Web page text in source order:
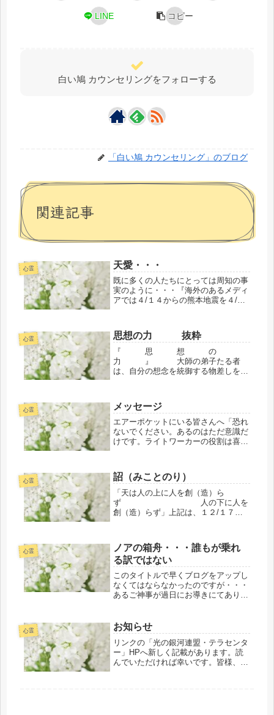
LINE コピー
白い鳩 カウンセリングをフォローする
「白い鳩 カウンセリング」のブログ
関連記事
心霊 天愛・・・
既に多くの人たちにとっては周知の事
実のように・・・『海外のあるメディ
アでは４/１４からの熊本地震を４/１
例のない地震」と気象庁の方が発言し
ていました。日本のメディアで
も・・...
心霊 思想の力 抜粋
『 思 想 の
力 』 大師の弟子たる者
は、自分の想念を統御する物差しを持
しようとすることです。肉体の言うが
ままに...
心霊 メッセージ
エアーポケットにいる皆さんへ「恐れ
ないでください。あるのはただ意識だ
けです。ライトワーカーの役割は喜び
するためにあなた方へコンタクトを試
みています。あなた方は素晴らしい存
在...
心霊 詔（みことのり）
「天は人の上に人を創（造）ら
ず 人の下に人を
創（造）らず」上記は、１２/１７・
跡（なきじんぐすく）と首里城の２ヵ
所で、帰宅したら早いうちにブログに
書いて皆...
心霊
ノアの箱舟・・・誰もが乗れ
る訳ではない
このタイトルで早くブログをアップし
なくてはならなかったのですが・・・
あるご神事が過日にお導きにてありま
聞きし、必要な方がたへお伝えさせて
いただきました。その詳細に付いて
は、...
心霊 お知らせ
リンクの「光の銀河連盟・テラセンタ
ー」HPへ新しく記載があります。読
んでいただければ幸いです。皆様、ど